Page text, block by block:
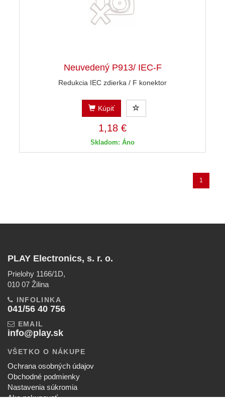
Neuvedený P913/ IEC-F
Redukcia IEC zdierka / F konektor
Kúpiť
1,18 €
Skladom: Áno
1
PLAY Electronics, s. r. o.
Prielohy 1166/1D,
010 07 Žilina
INFOLINKA
041/56 40 756
EMAIL
info@play.sk
VŠETKO O NÁKUPE
Ochrana osobných údajov
Obchodné podmienky
Nastavenia súkromia
Ako nakupovať